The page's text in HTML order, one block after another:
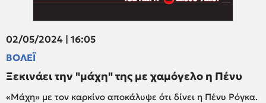
02/05/2024 | 16:05
ΒΟΛΕΪ
Ξεκινάει την "μάχη" της με χαμόγελο η Πένυ
«Μάχη» με τον καρκίνο αποκάλυψε ότι δίνει η Πένυ Ρόγκα.